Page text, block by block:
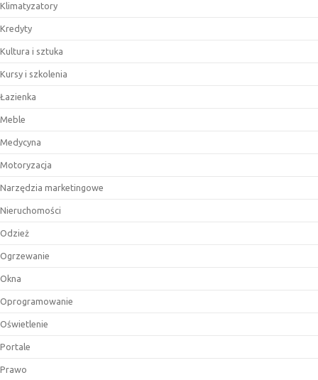
Klimatyzatory
Kredyty
Kultura i sztuka
Kursy i szkolenia
Łazienka
Meble
Medycyna
Motoryzacja
Narzędzia marketingowe
Nieruchomości
Odzież
Ogrzewanie
Okna
Oprogramowanie
Oświetlenie
Portale
Prawo